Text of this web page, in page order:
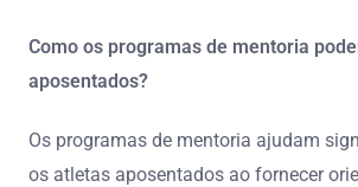
Como os programas de mentoria
aposentados?
Os programas de mentoria ajudam
os atletas aposentados ao fornecer